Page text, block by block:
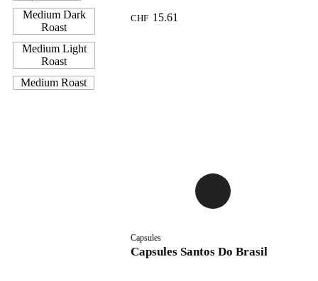
Medium Dark
Roast
Medium Light
Roast
Medium Roast
CHF 15.61
Capsules
Capsules Santos Do Brasil